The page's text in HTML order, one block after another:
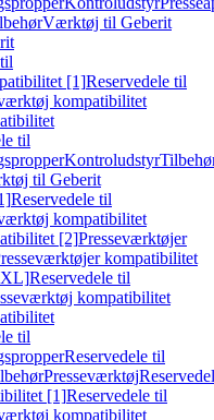
Værktøj til Geberit
[1]Reservedele til
kompatibilitet
til
Kontroludstyr
til Geberit
Reservedele til
kompatibilitet
[2]Presseværktøjer
kompatibilitet
Reservedele til
kompatibilitet
til
Reservedele til
Presseværktøj
[1]Reservedele til
kompatibilitet